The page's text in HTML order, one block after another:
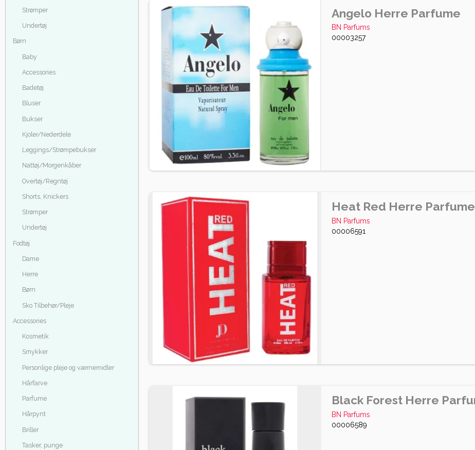
Strømper
Undertøj
Børn
Baby
Accessories
Badetøj
Bluser
Bukser
Kjoler/Nederdele
Leggings/Strømpebukser
Nattøj/Morgenkåber
Overtøj/Regntøj
Shorts, Knickers
Strømper
Undertøj
Fodtøj
Dame
Herre
Børn
Sko Tilbehør/Pleje
Accessories
Kosmetik
Smykker
Personlige pleje og værnemidler
Hårfarve
Parfume
Hårpynt
Briller
Tasker, punge
Angelo Herre Parfume
BN Parfums
00003257
Heat Red Herre Parfume
BN Parfums
00006591
Black Forest Herre
BN Parfums
00006589